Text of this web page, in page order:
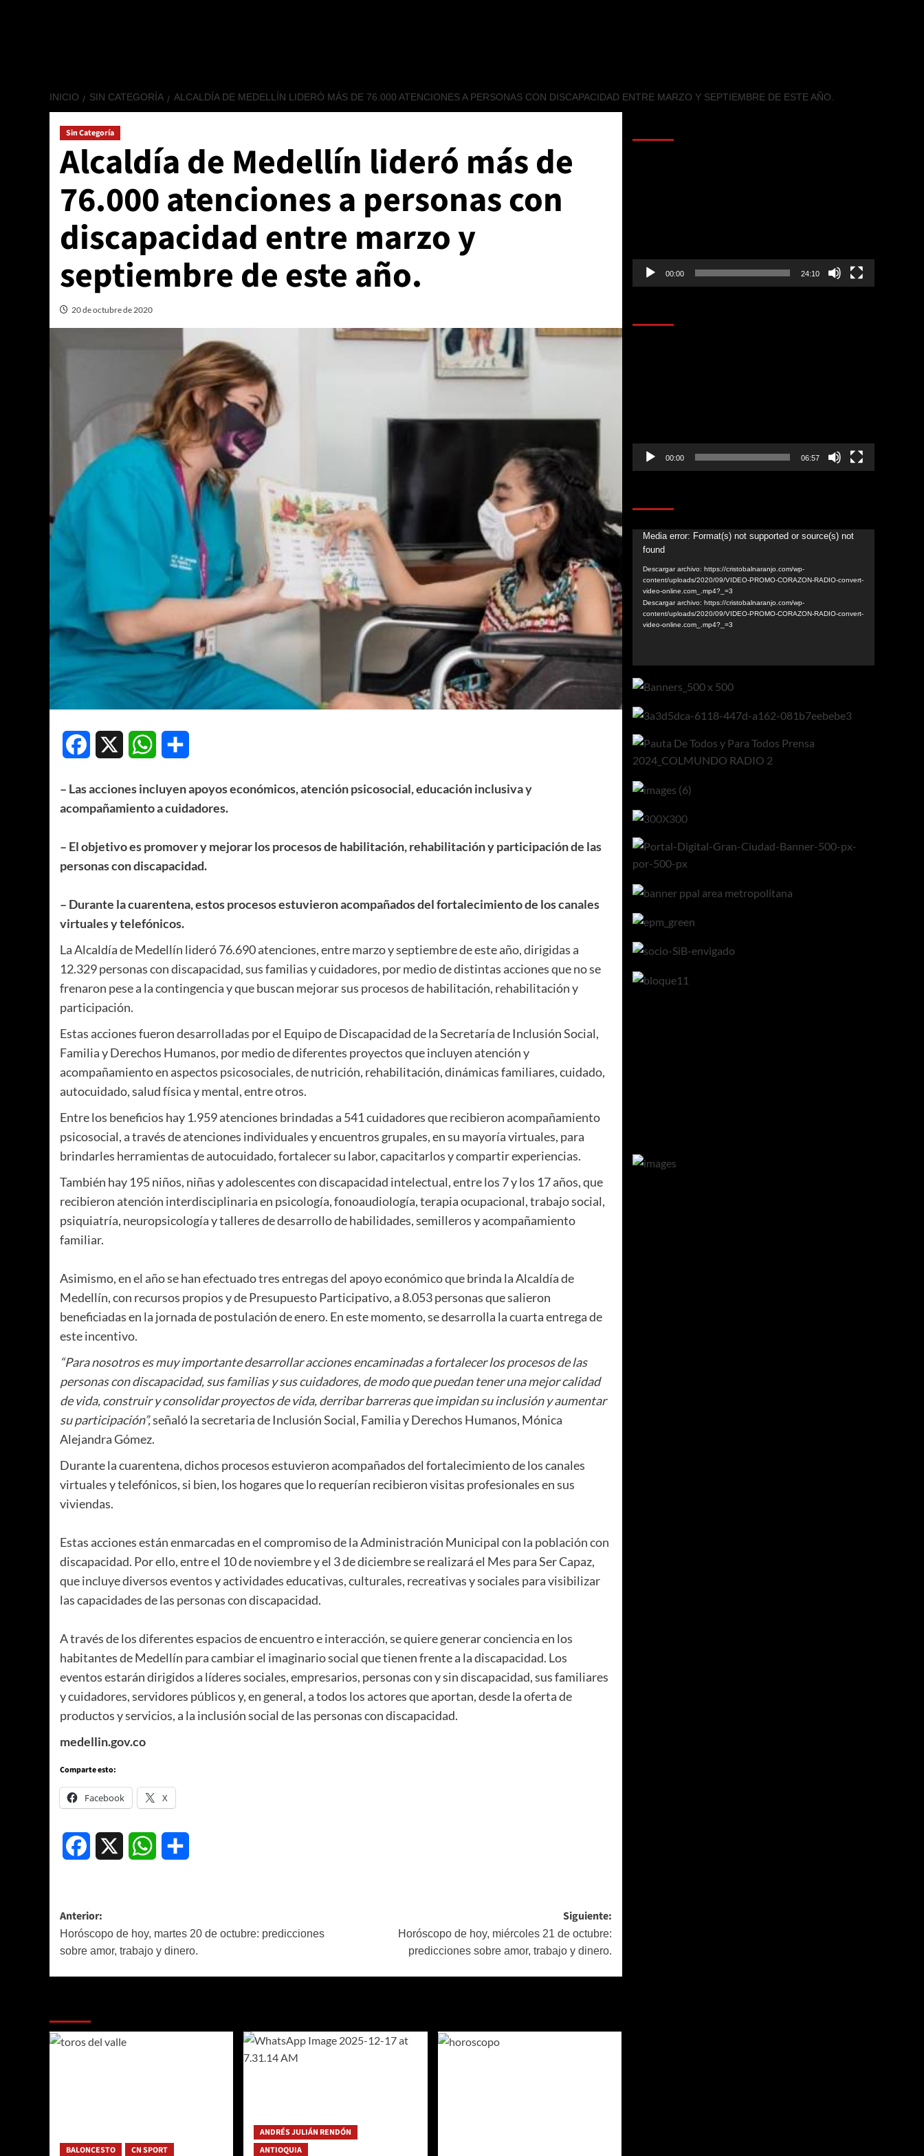
INICIO SIN CATEGORÍA ALCALDÍA DE MEDELLÍN LIDERÓ MÁS DE 76.000 ATENCIONES A PERSONAS CON DISCAPACIDAD ENTRE MARZO Y SEPTIEMBRE DE ESTE AÑO.
Sin Categoría
Alcaldía de Medellín lideró más de
76.000 atenciones a personas con
discapacidad entre marzo y
septiembre de este año.
20 de octubre de 2020
Facebook WhatsApp
– Las acciones incluyen apoyos económicos, atención psicosocial, educación inclusiva y
acompañamiento a cuidadores.
– El objetivo es promover y mejorar los procesos de habilitación, rehabilitación y participación de las
personas con discapacidad.
– Durante la cuarentena, estos procesos estuvieron acompañados del fortalecimiento de los canales
virtuales y telefónicos.
La Alcaldía de Medellín lideró 76.690 atenciones, entre marzo y septiembre de este año, dirigidas a
12.329 personas con discapacidad, sus familias y cuidadores, por medio de distintas acciones que no se
frenaron pese a la contingencia y que buscan mejorar sus procesos de habilitación, rehabilitación y
participación.
Estas acciones fueron desarrolladas por el Equipo de Discapacidad de la Secretaría de Inclusión Social,
Familia y Derechos Humanos, por medio de diferentes proyectos que incluyen atención y
acompañamiento en aspectos psicosociales, de nutrición, rehabilitación, dinámicas familiares, cuidado,
autocuidado, salud física y mental, entre otros.
Entre los beneficios hay 1.959 atenciones brindadas a 541 cuidadores que recibieron acompañamiento
psicosocial, a través de atenciones individuales y encuentros grupales, en su mayoría virtuales, para
brindarles herramientas de autocuidado, fortalecer su labor, capacitarlos y compartir experiencias.
También hay 195 niños, niñas y adolescentes con discapacidad intelectual, entre los 7 y los 17 años, que
recibieron atención interdisciplinaria en psicología, fonoaudiología, terapia ocupacional, trabajo social,
psiquiatría, neuropsicología y talleres de desarrollo de habilidades, semilleros y acompañamiento
familiar.
Asimismo, en el año se han efectuado tres entregas del apoyo económico que brinda la Alcaldía de
Medellín, con recursos propios y de Presupuesto Participativo, a 8.053 personas que salieron
beneficiadas en la jornada de postulación de enero. En este momento, se desarrolla la cuarta entrega de
este incentivo.
“Para nosotros es muy importante desarrollar acciones encaminadas a fortalecer los procesos de las
personas con discapacidad, sus familias y sus cuidadores, de modo que puedan tener una mejor calidad
de vida, construir y consolidar proyectos de vida, derribar barreras que impidan su inclusión y aumentar
su participación”,señaló la secretaria de Inclusión Social, Familia y Derechos Humanos, Mónica
Alejandra Gómez.
Durante la cuarentena, dichos procesos estuvieron acompañados del fortalecimiento de los canales
virtuales y telefónicos, si bien, los hogares que lo requerían recibieron visitas profesionales en sus
viviendas.
Estas acciones están enmarcadas en el compromiso de la Administración Municipal con la población con
discapacidad. Por ello, entre el 10 de noviembre y el 3 de diciembre se realizará el Mes para Ser Capaz,
que incluye diversos eventos y actividades educativas, culturales, recreativas y sociales para visibilizar
las capacidades de las personas con discapacidad.
A través de los diferentes espacios de encuentro e interacción, se quiere generar conciencia en los
habitantes de Medellín para cambiar el imaginario social que tienen frente a la discapacidad. Los
eventos estarán dirigidos a líderes sociales, empresarios, personas con y sin discapacidad, sus familiares
y cuidadores, servidores públicos y, en general, a todos los actores que aportan, desde la oferta de
productos y servicios, a la inclusión social de las personas con discapacidad.
medellin.gov.co
Comparte esto:
Facebook X
Facebook WhatsApp
Navegación
de
entradas
Anterior:
Horóscopo de hoy, martes 20 de octubre: predicciones
sobre amor, trabajo y dinero.
Siguiente:
Horóscopo de hoy, miércoles 21 de octubre:
predicciones sobre amor, trabajo y dinero.
BALONCESTO CN SPORT
ANDRÉS JULIÁN RENDÓN
ANTIOQUIA
00:00 24:10
00:00 06:57
Reproductor
vídeo
Media error: Format(s) not supported or source(s) not
found
Descargar archivo: https://cristobalnaranjo.com/wp-
content/uploads/2020/09/VIDEO-PROMO-CORAZON-RADIO-convert-
video-online.com_.mp4?_=3
Descargar archivo: https://cristobalnaranjo.com/wp-
content/uploads/2020/09/VIDEO-PROMO-CORAZON-RADIO-convert-
video-online.com_.mp4?_=3